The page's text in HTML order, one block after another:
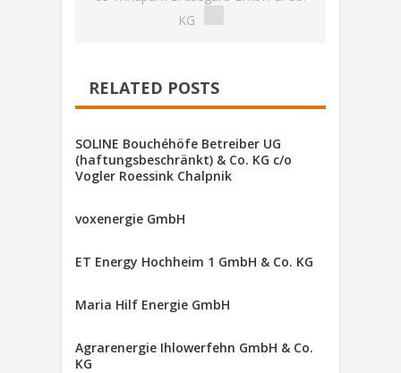
KG
RELATED POSTS
SOLINE Bouchéhöfe Betreiber UG
(haftungsbeschränkt) & Co. KG c/o
Vogler Roessink Chalpnik
voxenergie GmbH
ET Energy Hochheim 1 GmbH & Co. KG
Maria Hilf Energie GmbH
Agrarenergie Ihlowerfehn GmbH & Co.
KG